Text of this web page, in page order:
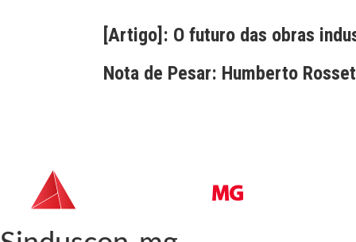
[Artigo]: O futuro das obras
Nota de Pesar: Humberto